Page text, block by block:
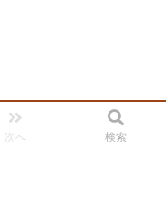
次へ 検索